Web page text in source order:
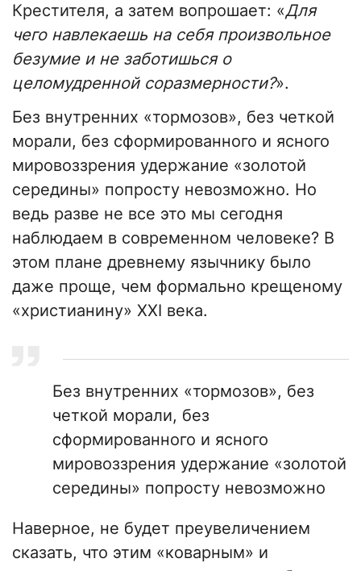
Крестителя, а затем вопрошает: «Для
чего навлекаешь на себя произвольное
безумие и не заботишься о
целомудренной соразмерности?».
Без внутренних «тормозов», без четкой
морали, без сформированного и ясного
мировоззрения удержание «золотой
середины» попросту невозможно. Но
ведь разве не все это мы сегодня
наблюдаем в современном человеке? В
этом плане древнему язычнику было
даже проще, чем формально крещеному
«христианину» XXI века.
Без внутренних «тормозов», без
четкой морали, без
сформированного и ясного
мировоззрения удержание «золотой
середины» попросту невозможно
Наверное, не будет преувеличением
сказать, что этим «коварным» и